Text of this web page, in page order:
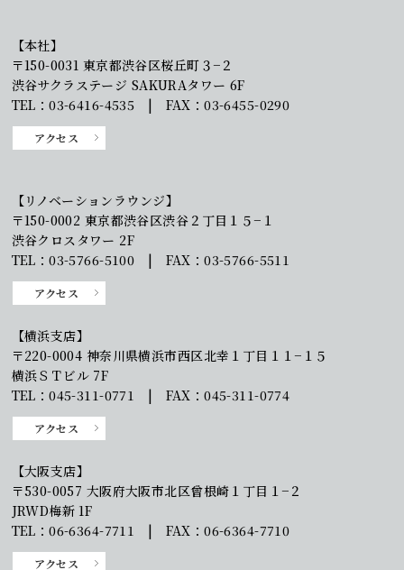
【本社】
〒150-0031 東京都渋谷区桜丘町３−２
渋谷サクラステージ SAKURAタワー 6F
TEL：03-6416-4535 | FAX：03-6455-0290
アクセス
【リノベーションラウンジ】
〒150-0002 東京都渋谷区渋谷２丁目１５−１
渋谷クロスタワー 2F
TEL：03-5766-5100 | FAX：03-5766-5511
アクセス
【横浜支店】
〒220-0004 神奈川県横浜市西区北幸１丁目１１−１５
横浜ＳＴビル 7F
TEL：045-311-0771 | FAX：045-311-0774
アクセス
【大阪支店】
〒530-0057 大阪府大阪市北区曾根崎１丁目１−２
JRWD梅新 1F
TEL：06-6364-7711 | FAX：06-6364-7710
アクセス